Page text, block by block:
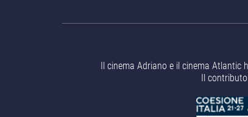
Il cinema Adriano e il cinema Atlantic
Il